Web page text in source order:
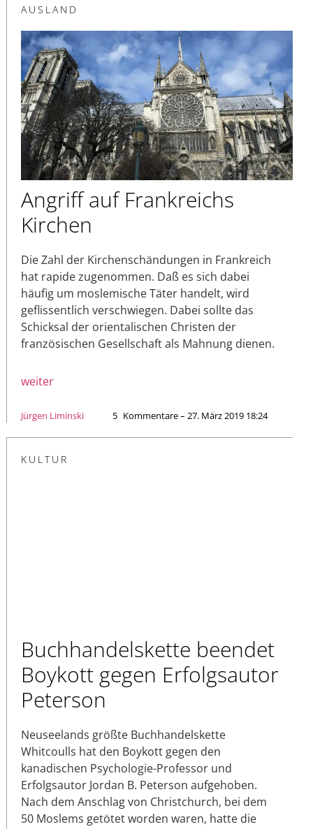
AUSLAND
Angriff auf Frankreichs
Kirchen
Die Zahl der Kirchenschändungen in Frankreich
hat rapide zugenommen. Daß es sich dabei
häufig um moslemische Täter handelt, wird
geflissentlich verschwiegen. Dabei sollte das
Schicksal der orientalischen Christen der
französischen Gesellschaft als Mahnung dienen.
weiter
Jürgen Liminski 5 Kommentare – 27. März 2019 18:24
KULTUR
Buchhandelskette beendet
Boykott gegen Erfolgsautor
Peterson
Neuseelands größte Buchhandelskette
Whitcoulls hat den Boykott gegen den
kanadischen Psychologie-Professor und
Erfolgsautor Jordan B. Peterson aufgehoben.
Nach dem Anschlag von Christchurch, bei dem
50 Moslems getötet worden waren, hatte die